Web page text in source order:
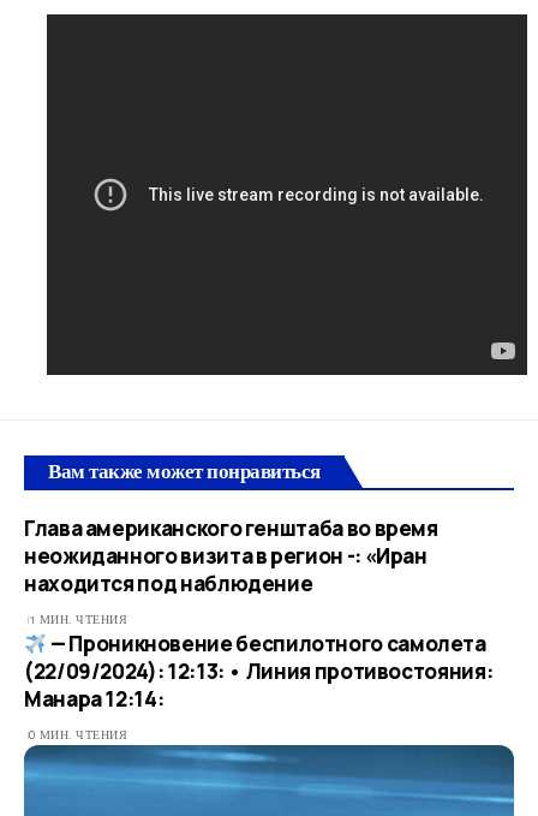
Вам также может понравиться
Глава американского генштаба во время
неожиданного визита в регион -: «Иран
находится под наблюдение
1 МИН. ЧТЕНИЯ
— Проникновение беспилотного самолета
(22/09/2024): 12:13: • Линия противостояния:
Манара 12:14:
0 МИН. ЧТЕНИЯ